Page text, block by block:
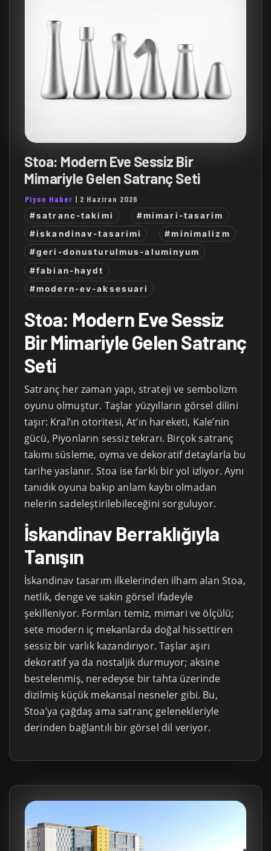
Stoa: Modern Eve Sessiz Bir
Mimariyle Gelen Satranç Seti
Piyon Haber | 2 Haziran 2026
#satranc-takimi
#mimari-tasarim
#iskandinav-tasarimi
#minimalizm
#geri-donusturulmus-aluminyum
#fabian-haydt
#modern-ev-aksesuari
Stoa: Modern Eve Sessiz
Bir Mimariyle Gelen Satranç
Seti
Satranç her zaman yapı, strateji ve sembolizm
oyunu olmuştur. Taşlar yüzyılların görsel dilini
taşır: Kral’ın otoritesi, At’ın hareketi, Kale’nin
gücü, Piyonların sessiz tekrarı. Birçok satranç
takımı süsleme, oyma ve dekoratif detaylarla bu
tarihe yaslanır. Stoa ise farklı bir yol izliyor. Aynı
tanıdık oyuna bakıp anlam kaybı olmadan
nelerin sadeleştirilebileceğini sorguluyor.
İskandinav Berraklığıyla
Tanışın
İskandinav tasarım ilkelerinden ilham alan Stoa,
netlik, denge ve sakin görsel ifadeyle
şekilleniyor. Formları temiz, mimari ve ölçülü;
sete modern iç mekanlarda doğal hissettiren
sessiz bir varlık kazandırıyor. Taşlar aşırı
dekoratif ya da nostaljik durmuyor; aksine
bestelenmiş, neredeyse bir tahta üzerinde
dizilmiş küçük mekansal nesneler gibi. Bu,
Stoa’ya çağdaş ama satranç gelenekleriyle
derinden bağlantılı bir görsel dil veriyor.